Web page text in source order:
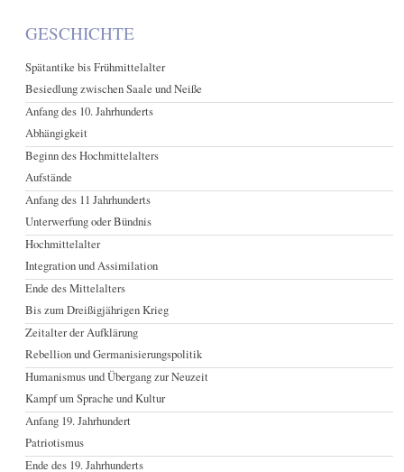
GESCHICHTE
Spätantike bis Frühmittelalter
Besiedlung zwischen Saale und Neiße
Anfang des 10. Jahrhunderts
Abhängigkeit
Beginn des Hochmittelalters
Aufstände
Anfang des 11 Jahrhunderts
Unterwerfung oder Bündnis
Hochmittelalter
Integration und Assimilation
Ende des Mittelalters
Bis zum Dreißigjährigen Krieg
Zeitalter der Aufklärung
Rebellion und Germanisierungspolitik
Humanismus und Übergang zur Neuzeit
Kampf um Sprache und Kultur
Anfang 19. Jahrhundert
Patriotismus
Ende des 19. Jahrhunderts